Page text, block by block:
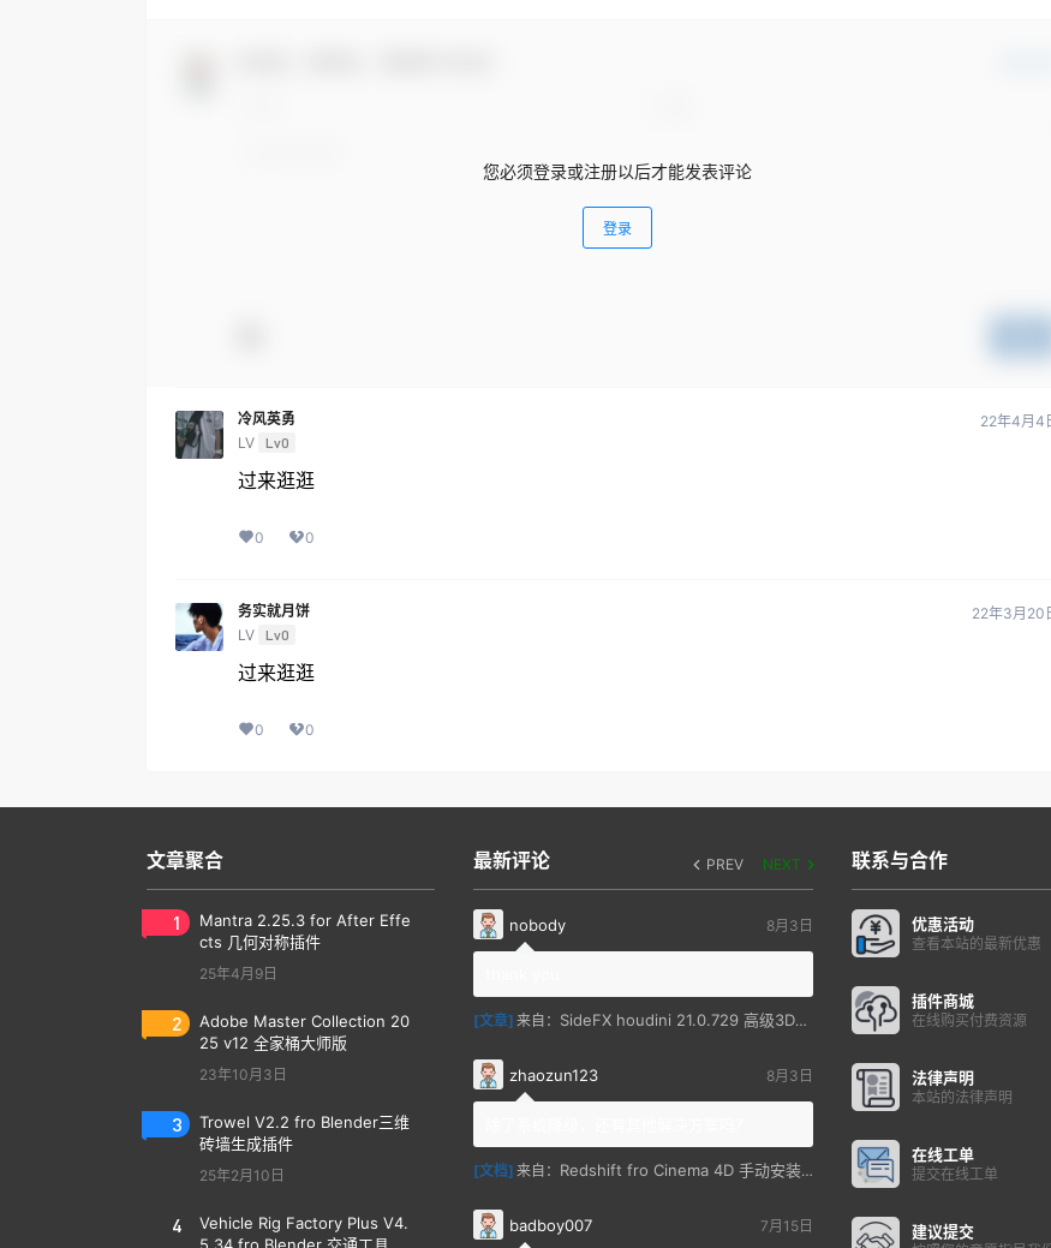
您必须登录或注册以后才能发表评论
登录
冷风英勇
LV Lv0
22年4月4
过来逛逛
0 0
务实就月饼
LV Lv0
22年3月20
过来逛逛
0 0
文章聚合
1
Mantra 2.25.3 for After Effe
cts 几何对称插件
25年4月9日
2
Adobe Master Collection 20
25 v12 全家桶大师版
23年10月3日
3
Trowel V2.2 fro Blender三维
砖墙生成插件
25年2月10日
4
Vehicle Rig Factory Plus V4.
最新评论 PREV NEXT
nobody 8月3日
[文章] 来自： SideFX houdini 21.0.729 高级3D特效软件
zhaozun123 8月3日
[文档] 来自： Redshift fro Cinema 4D 手动安装教程
badboy007 7月15日
联系与合作
优惠活动
查看本站的最新优惠
插件商城
在线购买付费资源
法律声明
本站的法律声明
在线工单
提交在线工单
建议提交